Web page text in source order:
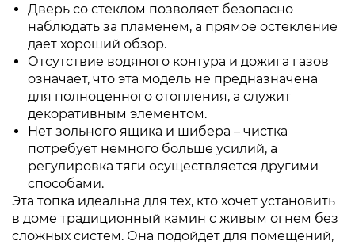
Дверь со стеклом позволяет безопасно
наблюдать за пламенем, а прямое остекление
дает хороший обзор.
Отсутствие водяного контура и дожига газов
означает, что эта модель не предназначена
для полноценного отопления, а служит
декоративным элементом.
Нет зольного ящика и шибера – чистка
потребует немного больше усилий, а
регулировка тяги осуществляется другими
способами.
Эта топка идеальна для тех, кто хочет установить
в доме традиционный камин с живым огнем без
сложных систем. Она подойдет для помещений,